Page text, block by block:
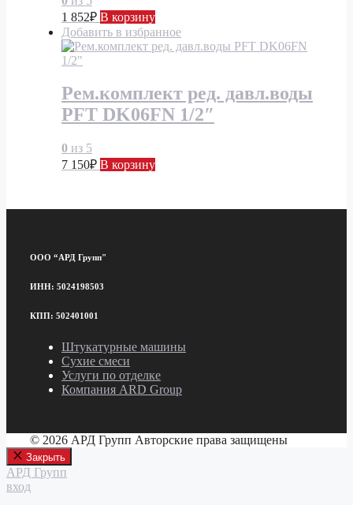
1 852₽ В корзину
Добавить в избранное
Рем.комплект ред. давл.воды
PFT DK06FN 1/2″
0 из 5
7 150₽ В корзину
ООО “АРД Групп"
ИНН: 5024198503
КПП: 502401001
Штукатурные машины
Сухие смеси
Услуги по отделке
Компания ARD Group
© 2026 АРД Групп Авторские права защищены
Закрыть
АРД Групп
вход